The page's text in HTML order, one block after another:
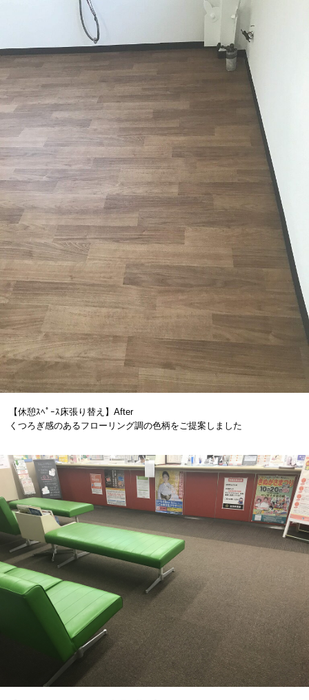
【休憩ｽﾍﾟｰｽ床張り替え】After
くつろぎ感のあるフローリング調の色柄をご提案しました